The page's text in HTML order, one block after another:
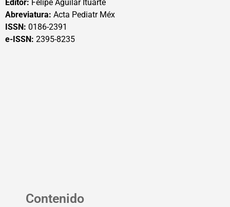
Editor: Felipe Aguilar Ituarte
Abreviatura: Acta Pediatr Méx
ISSN: 0186-2391
e-ISSN: 2395-8235
Contenido